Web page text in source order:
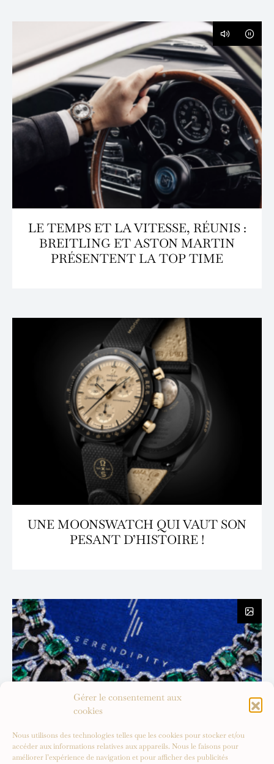
Gérer le consentement aux
cookies
Nous utilisons des technologies telles que les cookies pour stocker et/ou
accéder aux informations relatives aux appareils. Nous le faisons pour
améliorer l’expérience de navigation et pour afficher des publicités
LE TEMPS ET LA VITESSE, RÉUNIS :
BREITLING ET ASTON MARTIN
PRÉSENTENT LA TOP TIME
UNE MOONSWATCH QUI VAUT SON
PESANT D’HISTOIRE !